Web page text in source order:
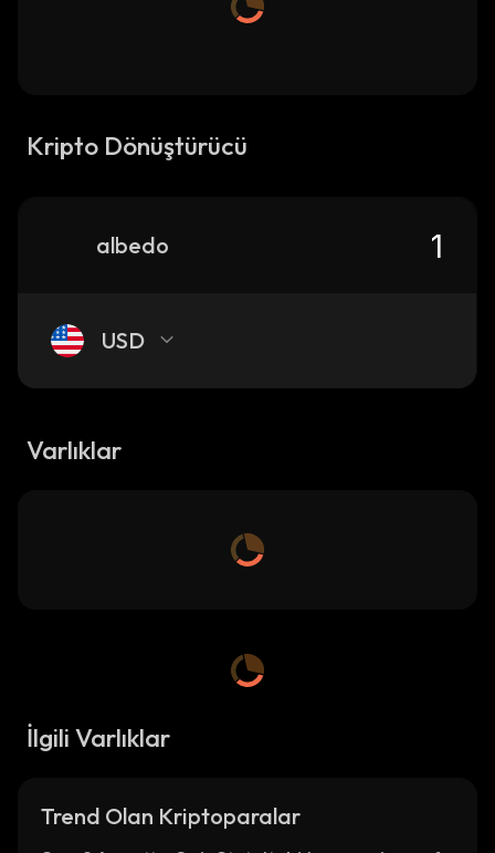
Kripto Dönüştürücü
albedo
USD
Varlıklar
İlgili Varlıklar
Trend Olan Kriptoparalar